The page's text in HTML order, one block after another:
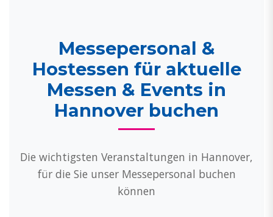
Messepersonal &
Hostessen für aktuelle
Messen & Events in
Hannover buchen
Die wichtigsten Veranstaltungen in Hannover,
für die Sie unser Messepersonal buchen
können